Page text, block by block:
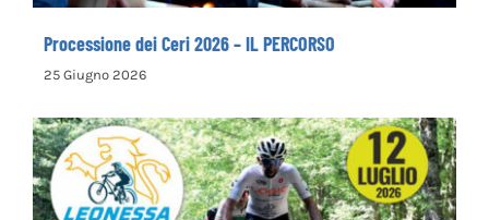
Processione dei Ceri 2026 – IL PERCORSO